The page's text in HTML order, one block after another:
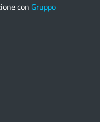
con Gruppo